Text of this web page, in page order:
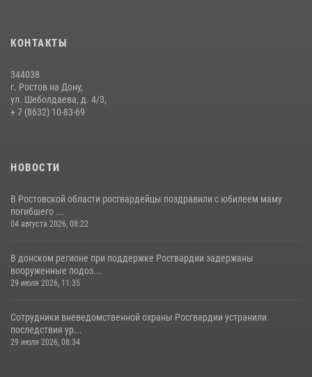
В донской столице Росгвардия приняла участие в оперативно-
профилактических мероприятиях в районе рынков «Темерник»
27 июля 2026, 12:35
КОНТАКТЫ
344038
г. Ростов на Дону,
ул. Шеболдаева, д. 4/3,
+ 7 (8632) 10-83-69
НОВОСТИ
В Ростовской области росгвардейцы поздравили с юбилеем маму
погибшего ...
04 августа 2026, 08:22
В донском регионе при поддержке Росгвардии задержаны
вооруженные подоз...
29 июля 2026, 11:35
Сотрудники вневедомственной охраны Росгвардии устранили
последствия ур...
29 июля 2026, 08:34